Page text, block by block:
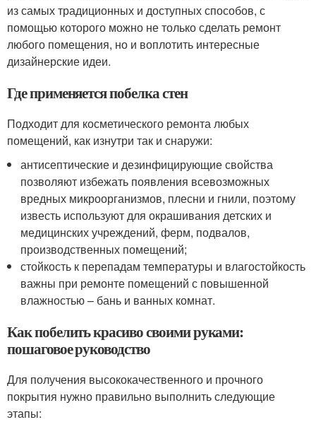
из самых традиционных и доступных способов, с
помощью которого можно не только сделать ремонт
любого помещения, но и воплотить интересные
дизайнерские идеи.
Где применяется побелка стен
Подходит для косметического ремонта любых
помещений, как изнутри так и снаружи:
антисептические и дезинфицирующие свойства
позволяют избежать появления всевозможных
вредных микроорганизмов, плесни и гнили, поэтому
известь используют для окрашивания детских и
медицинских учреждений, ферм, подвалов,
производственных помещений;
стойкость к перепадам температуры и влагостойкость
важны при ремонте помещений с повышенной
влажностью – бань и ванных комнат.
Как побелить красиво своими руками:
пошаговое руководство
Для получения высококачественного и прочного
покрытия нужно правильно выполнить следующие
этапы: